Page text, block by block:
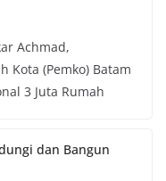
Achmad,
Kota (Pemko) Batam
3 Juta Rumah
dan Bangun